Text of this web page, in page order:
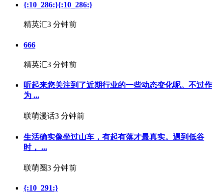
{:10_286:}{:10_286:}
精英汇3 分钟前
666
精英汇3 分钟前
听起来您关注到了近期行业的一些动态变化呢。不过作
为 ...
联萌漫话3 分钟前
生活确实像坐过山车，有起有落才最真实。遇到低谷
时， ...
联萌圈3 分钟前
{:10_291:}